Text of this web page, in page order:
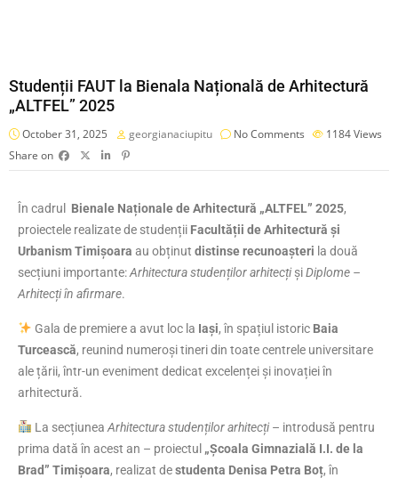
Studenții FAUT la Bienala Națională de Arhitectură
„ALTFEL” 2025
October 31, 2025 georgianaciupitu No Comments 1184Views
Share on
În cadrul Bienale Naționale de Arhitectură „ALTFEL” 2025,
proiectele realizate de studenții Facultății de Arhitectură și
Urbanism Timișoara au obținut distinse recunoașteri la două
secțiuni importante:Arhitectura studenților arhitecțișiDiplome –
Arhitecți în afirmare.
Gala de premiere a avut loc la Iași, în spațiul istoric Baia
Turcească, reunind numeroși tineri din toate centrele universitare
ale țării, într-un eveniment dedicat excelenței și inovației în
arhitectură.
La secțiunea Arhitectura studenților arhitecți– introdusă pentru
prima dată în acest an – proiectul „Școala Gimnazială I.I. de la
Brad” Timișoara, realizat destudenta Denisa Petra Boț, în